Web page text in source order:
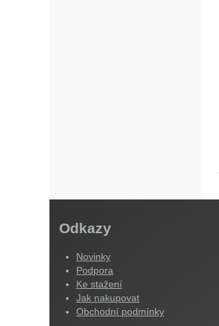
Odkazy
Novinky
Podpora
Ke stažení
Jak nakupovat
Obchodní podmínky